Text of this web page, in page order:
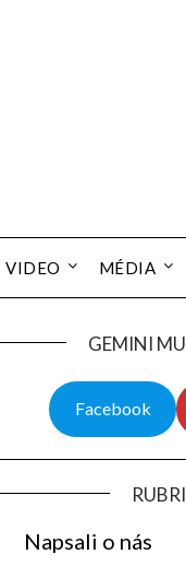
VIDEO MÉDIA
GEMINI
Facebook
Napsali o nás